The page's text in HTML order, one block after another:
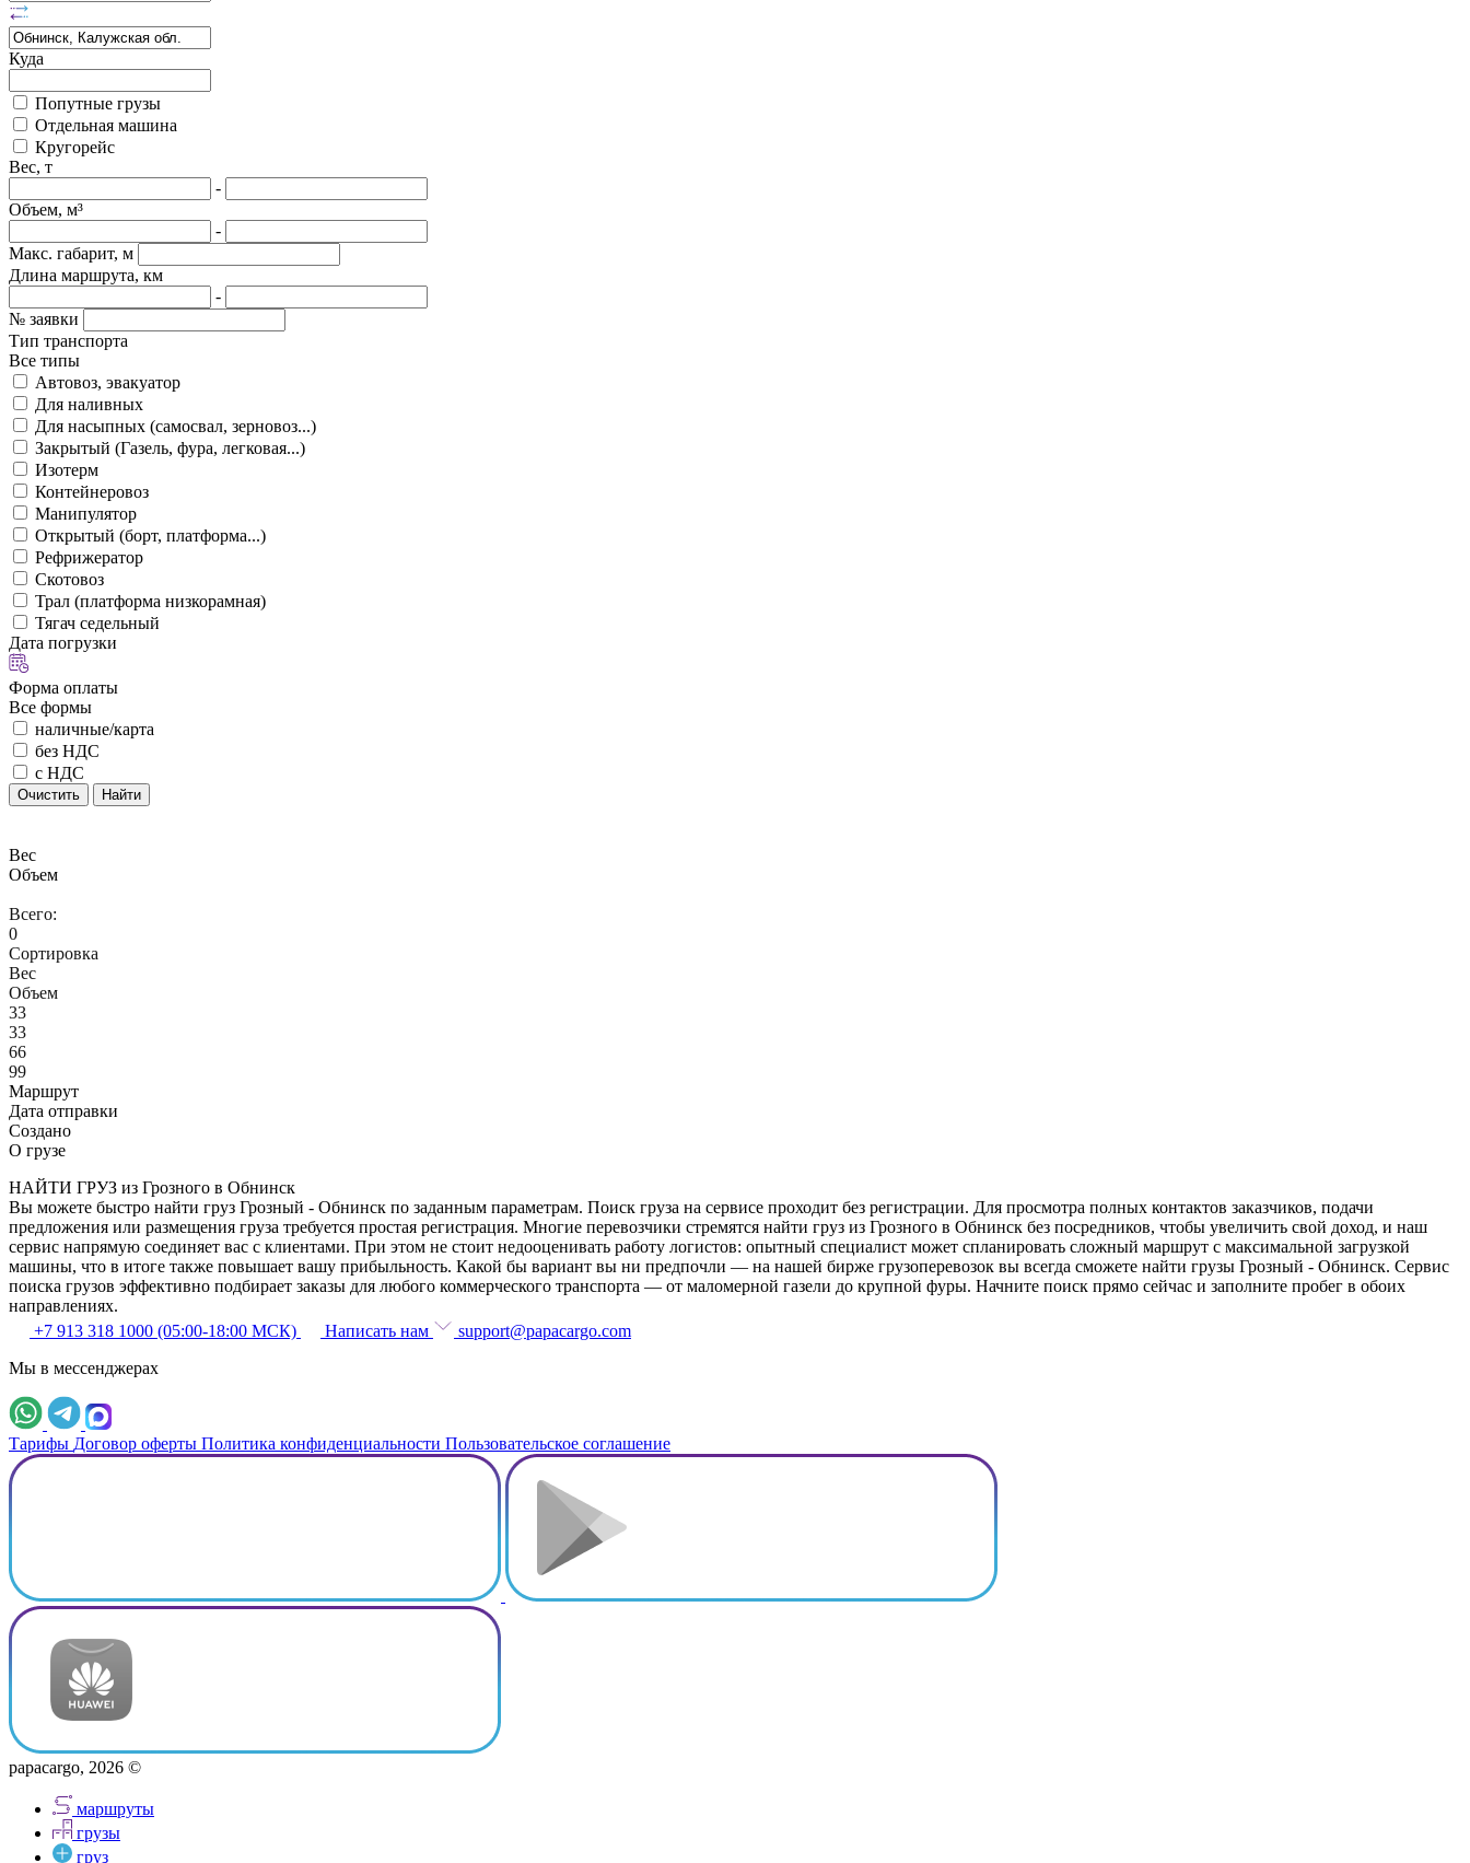
Куда
Попутные грузы
Отдельная машина
Кругорейс
Вес, т
-
Объем, м³
-
Макс. габарит, м
Длина маршрута, км
-
№ заявки
Тип транспорта
Все типы
Автовоз, эвакуатор
Для наливных
Для насыпных (самосвал, зерновоз...)
Закрытый (Газель, фура, легковая...)
Изотерм
Контейнеровоз
Манипулятор
Открытый (борт, платформа...)
Рефрижератор
Скотовоз
Трал (платформа низкорамная)
Тягач седельный
Дата погрузки
Форма оплаты
Все формы
наличные/карта
без НДС
с НДС
Очистить Найти
Вес
Объем
Всего:
0
Сортировка
Вес
Объем
33
33
66
99
Маршрут
Дата отправки
Создано
О грузе
НАЙТИ ГРУЗ из Грозного в Обнинск
Вы можете быстро найти груз Грозный - Обнинск по заданным параметрам. Поиск груза на сервисе проходит без регистрации. Для просмотра полных контактов заказчиков, подачи
предложения или размещения груза требуется простая регистрация. Многие перевозчики стремятся найти груз из Грозного в Обнинск без посредников, чтобы увеличить свой доход, и наш
сервис напрямую соединяет вас с клиентами. При этом не стоит недооценивать работу логистов: опытный специалист может спланировать сложный маршрут с максимальной загрузкой
машины, что в итоге также повышает вашу прибыльность. Какой бы вариант вы ни предпочли — на нашей бирже грузоперевозок вы всегда сможете найти грузы Грозный - Обнинск. Сервис
поиска грузов эффективно подбирает заказы для любого коммерческого транспорта — от маломерной газели до крупной фуры. Начните поиск прямо сейчас и заполните пробег в обоих
направлениях.
+7 913 318 1000 (05:00-18:00 МСК)
Написать нам
support@papacargo.com
Мы в мессенджерах
Тарифы Договор оферты Политика конфиденциальности Пользовательское соглашение
papacargo, 2026 ©
маршруты
грузы
груз